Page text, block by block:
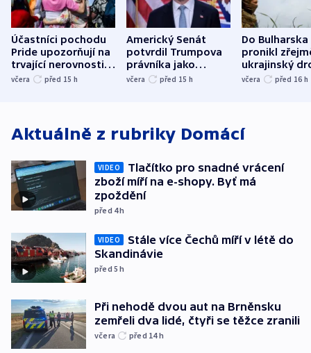
Účastníci pochodu
Pride upozorňují na
trvající nerovnosti i
společenskou
včera před 15 h
Americký Senát
potvrdil Trumpova
právníka jako
ministra
včera před 15 h
Do Bulharska
pronikl
ukrajinský
explodoval
včera před 16 h
Aktuálně z rubriky Domácí
VIDEO
Tlačítko pro snadné vrácení
zboží míří na e-shopy. Byť má
zpoždění
před 4h
VIDEO
Stále více Čechů míří v létě do
Skandinávie
před 5h
Při nehodě dvou aut na Brněnsku
zemřeli dva lidé, čtyři se těžce zranili
včera před 14h